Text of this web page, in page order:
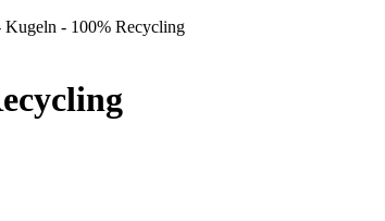
Kugeln - 100% Recycling